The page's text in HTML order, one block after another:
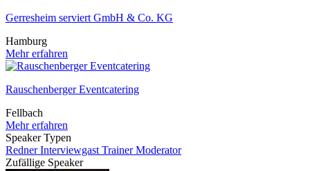
Gerresheim serviert GmbH & Co. KG
Hamburg
Mehr erfahren
Rauschenberger Eventcatering
Fellbach
Mehr erfahren
Speaker Typen
RednerInterviewgast TrainerModerator
Zufällige Speaker